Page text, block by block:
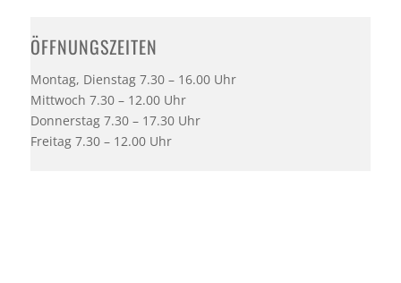
ÖFFNUNGSZEITEN
Montag, Dienstag 7.30 – 16.00 Uhr
Mittwoch 7.30 – 12.00 Uhr
Donnerstag 7.30 – 17.30 Uhr
Freitag 7.30 – 12.00 Uhr